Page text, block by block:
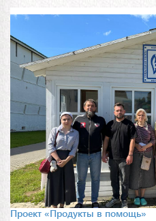
Проект «Продукты в помощь»